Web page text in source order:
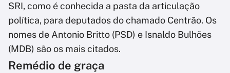
SRI, como é conhecida a pasta da articulação
política, para deputados do chamado Centrão. Os
nomes de Antonio Britto (PSD) e Isnaldo Bulhões
(MDB) são os mais citados.
Remédio de graça